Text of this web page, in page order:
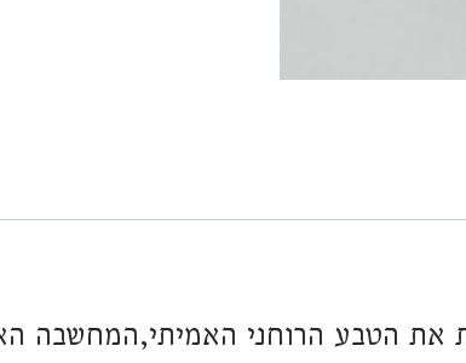
הטבע הרוחני האמיתי,המחשבה